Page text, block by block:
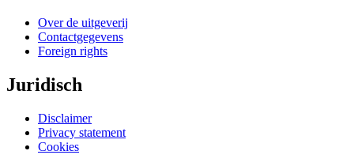
Over de uitgeverij
Contactgegevens
Foreign rights
Juridisch
Disclaimer
Privacy statement
Cookies